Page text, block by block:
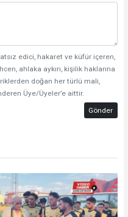
edici, hakaret ve küfür içeren,
ahlaka aykırı, kişilik haklarına
doğan her türlü mali,
Üye/Üyeler’e aittir.
Gönder